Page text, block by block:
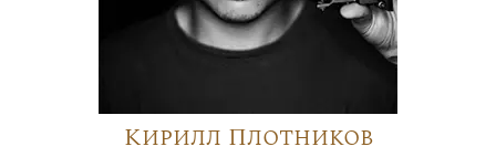
Кирилл Плотников